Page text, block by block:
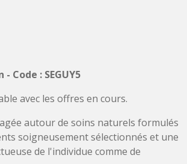
- Code : SEGUY5
avec les offres en cours.
autour de soins naturels formulés
soigneusement sélectionnés et une
de l'individue comme de